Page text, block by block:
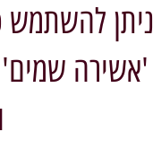
ניתן להשתמש
'אשירה שמים'